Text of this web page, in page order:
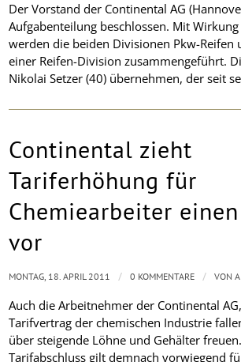
Der Vorstand der Continental AG
Aufgabenteilung beschlossen. Mit
werden die beiden Divisionen Pkw-Reifen
einer Reifen-Division zusammengeführt.
Nikolai Setzer (40) übernehmen, der seit
Continental zieht
Tariferhöhung für
Chemiearbeiter
vor
Auch die Arbeitnehmer der Continental
Tarifvertrag der chemischen Industrie
über steigende Löhne und Gehälter
Tarifabschluss gilt demnach vorwiegend
MONTAG, 18. APRIL 2011 / 0 KOMMENTARE / VON